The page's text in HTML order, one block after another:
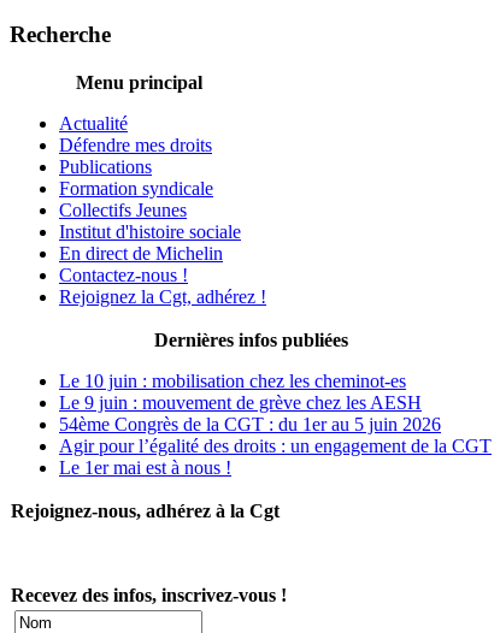
Recherche
Menu principal
Actualité
Défendre mes droits
Publications
Formation syndicale
Collectifs Jeunes
Institut d'histoire sociale
En direct de Michelin
Contactez-nous !
Rejoignez la Cgt, adhérez !
Dernières infos publiées
Le 10 juin : mobilisation chez les cheminot-es
Le 9 juin : mouvement de grève chez les AESH
54ème Congrès de la CGT : du 1er au 5 juin 2026
Agir pour l’égalité des droits : un engagement de la CGT
Le 1er mai est à nous !
Rejoignez-nous, adhérez à la Cgt
Recevez des infos, inscrivez-vous !